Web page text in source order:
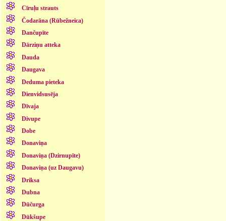
Cīruļu strauts
Čodarāna (Rūbežneica)
Dančupīte
Dārziņu atteka
Dauda
Daugava
Deduma pieteka
Dienvidsusēja
Dīvaja
Divupe
Dobe
Donaviņa
Donaviņa (Dzirnupīte)
Donaviņa (uz Daugavu)
Driksa
Dubna
Dūčurga
Dūkšupe